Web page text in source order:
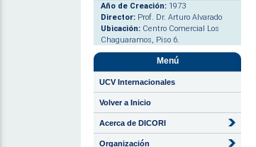
Año de Creación: 1973
Director: Prof. Dr. Arturo Alvarado
Ubicación: Centro Comercial Los
Chaguaramos, Piso 6.
Menú
UCV Internacionales
Volver a Inicio
Acerca de DICORI
Organización